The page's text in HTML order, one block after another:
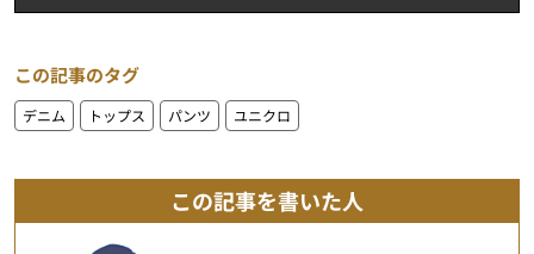
この記事のタグ
デニム トップス パンツ ユニクロ
この記事を書いた人